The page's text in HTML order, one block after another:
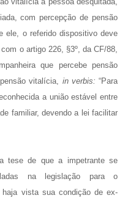
com percepção de pensão
ele, o referido dispositivo deve
o artigo 226, §3º, da CF/88,
que percebe pensão
vitalícia, in verbis: “Para
a união estável entre
familiar, devendo a lei facilitar
tese de que a impetrante se
na legislação para o
vista sua condição de ex-